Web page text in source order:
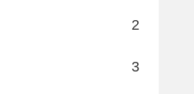
2
3